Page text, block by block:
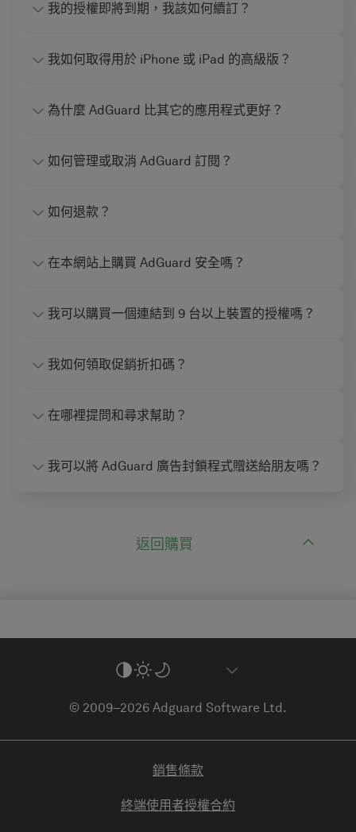
我的授權即將到期，我該如何續訂？
我如何取得用於 iPhone 或 iPad 的高級版？
為什麼 AdGuard 比其它的應用程式更好？
如何管理或取消 AdGuard 訂閱？
如何退款？
在本網站上購買 AdGuard 安全嗎？
我可以購買一個連結到 9 台以上裝置的授權嗎？
我如何領取促銷折扣碼？
在哪裡提問和尋求幫助？
我可以將 AdGuard 廣告封鎖程式贈送給朋友嗎？
返回購買
© 2009–2026 Adguard Software Ltd.
銷售條款
終端使用者授權合約